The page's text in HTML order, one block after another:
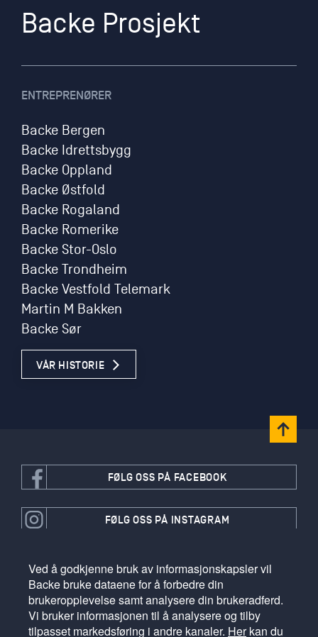
Backe Prosjekt
ENTREPRENØRER
Backe Bergen
Backe Idrettsbygg
Backe Oppland
Backe Østfold
Backe Rogaland
Backe Romerike
Backe Stor-Oslo
Backe Trondheim
Backe Vestfold Telemark
Martin M Bakken
Backe Sør
VÅR HISTORIE
FØLG OSS PÅ FACEBOOK
FØLG OSS PÅ INSTAGRAM
FØLG OSS PÅ LINKEDIN
VÅRE SELSKAPER
Ved å godkjenne bruk av informasjonskapsler vil
Backe bruke dataene for å forbedre din
brukeropplevelse samt analysere din brukeradferd.
Vi bruker informasjonen til å analysere og tilby
tilpasset markedsføring i andre kanaler. Herkan du